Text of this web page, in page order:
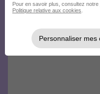
Pour en savoir plus, consultez notre
Politique relative aux cookies
Personnaliser mes